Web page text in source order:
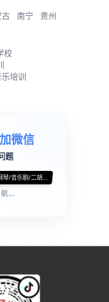
古 南宁
贵州
校
培训
微信
题
琴/音乐剧/二胡...
...